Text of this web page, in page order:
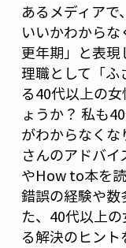
あるメディア
いいかわから
更年期」と表
理職として「
る40代以上の
ょうか？ 私も
がわからなくな
さんのアドバ
やHow to本を
錯誤の経験や
た、40代以上
る解決のヒント